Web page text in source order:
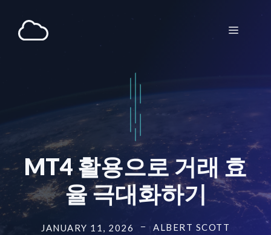
content
Menu
MT4 활용으로 거래 효
율 극대화하기
JANUARY 11, 2026 ALBERT SCOTT